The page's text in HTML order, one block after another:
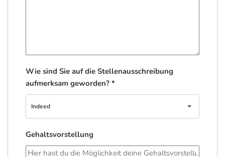
Wie sind Sie auf die Stellenausschreibung
aufmerksam geworden? *
Indeed
Gehaltsvorstellung